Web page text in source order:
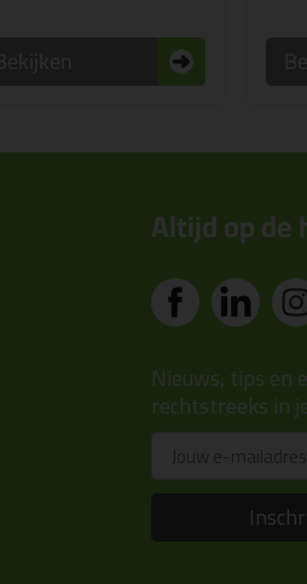
Altijd op de
Nieuws, tips en
rechtstreeks in